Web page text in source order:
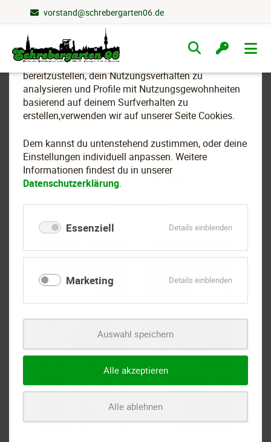
Wir nutzen Cookies
Um essenzielle Funktionen dieser Webseite
bereitzustellen, dein Nutzungsverhalten zu
analysieren und Profile mit Nutzungsgewohnheiten
basierend auf deinem Surfverhalten zu
erstellen,verwenden wir auf unserer Seite Cookies.
Dem kannst du untenstehend zustimmen, oder deine
Einstellungen individuell anpassen. Weitere
Informationen findest du in unserer
Datenschutzerklärung.
Essenziell Details einblendenfür
Marketing Details einblendenfür
Auswahl speichern
Alle akzeptieren
Alle ablehnen
vorstand@schrebergarten06.de
Navigation
überspringen
2024
Gemeinsames Töpfern und
Bemalen